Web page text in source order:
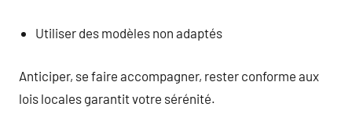
Utiliser des modèles non adaptés
Anticiper, se faire accompagner, rester conforme aux
lois locales garantit votre sérénité.